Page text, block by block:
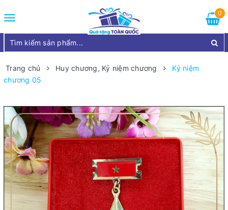
Toggle
0
Trang chủ Huy chương, Kỷ niệm chương
Kỷ niệm
chương 05